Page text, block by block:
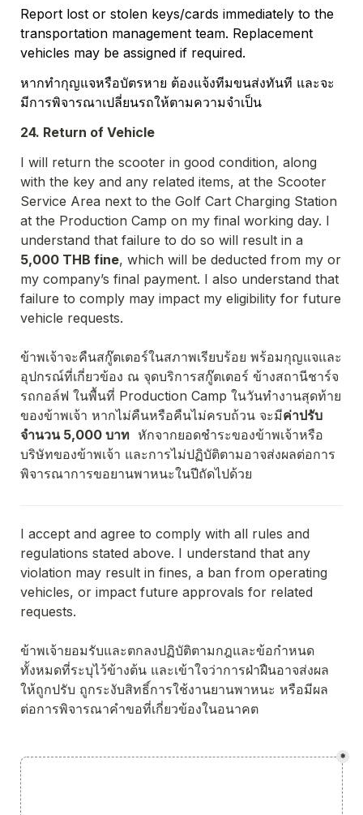
Report lost or stolen keys/cards immediately to the
transportation management team. Replacement
vehicles may be assigned if required.
หากทำกุญแจหรือบัตรหาย ต้องแจ้งทีมขนส่งทันที และจะ
มีการพิจารณาเปลี่ยนรถให้ตามความจำเป็น
24. Return of Vehicle
I will return the scooter in good condition, along
with the key and any related items, at the Scooter
Service Area next to the Golf Cart Charging Station
at the Production Camp on my final working day. I
5,000 THB fine, which will be deducted from my or
my company’s final payment. I also understand that
failure to comply may impact my eligibility for future
vehicle requests.
ข้าพเจ้าจะคืนสกู๊ตเตอร์ในสภาพเรียบร้อย พร้อมกุญแจและ
อุปกรณ์ที่เกี่ยวข้อง ณ จุดบริการสกู๊ตเตอร์ ข้างสถานีชาร์จ
รถกอล์ฟ ในพื้นที่ Production Camp ในวันทำงานสุดท้าย
ของข้าพเจ้า หากไม่คืนหรือคืนไม่ครบถ้วน จะมีค่าปรับ
จำนวน 5,000 บาท
  หักจากยอดชำระของข้าพเจ้าหรือ
บริษัทของข้าพเจ้า และการไม่ปฏิบัติตามอาจส่งผลต่อการ
พิจารณาการขอยานพาหนะในปีถัดไปด้วย
I accept and agree to comply with all rules and
regulations stated above. I understand that any
violation may result in fines, a ban from operating
vehicles, or impact future approvals for related
requests.
ข้าพเจ้ายอมรับและตกลงปฏิบัติตามกฎและข้อกำหนด
ทั้งหมดที่ระบุไว้ข้างต้น และเข้าใจว่าการฝ่าฝืนอาจส่งผล
ให้ถูกปรับ ถูกระงับสิทธิ์การใช้งานยานพาหนะ หรือมีผล
ต่อการพิจารณาคำขอที่เกี่ยวข้องในอนาคต
*